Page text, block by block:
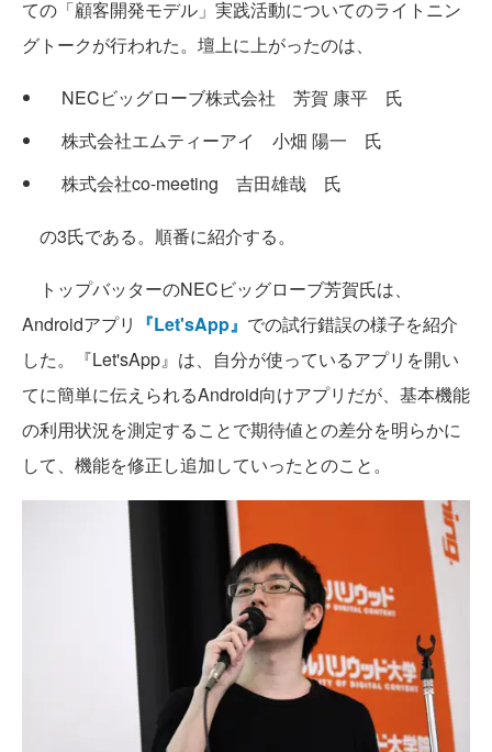
ての「顧客開発モデル」実践活動についてのライトニン
グトークが行われた。壇上に上がったのは、
NECビッグローブ株式会社 芳賀 康平 氏
株式会社エムティーアイ 小畑 陽一 氏
株式会社co-meeting 吉田雄哉 氏
の3氏である。順番に紹介する。
トップバッターのNECビッグローブ芳賀氏は、
Androidアプリ 『Let'sApp』 での試行錯誤の様子を紹介
した。『Let'sApp』は、自分が使っているアプリを開い
てに簡単に伝えられるAndroid向けアプリだが、基本機能
の利用状況を測定することで期待値との差分を明らかに
して、機能を修正し追加していったとのこと。